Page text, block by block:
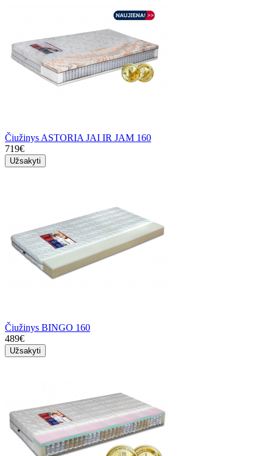
Čiužinys ASTORIA JAI IR JAM 160
719€
Užsakyti
Čiužinys BINGO 160
489€
Užsakyti